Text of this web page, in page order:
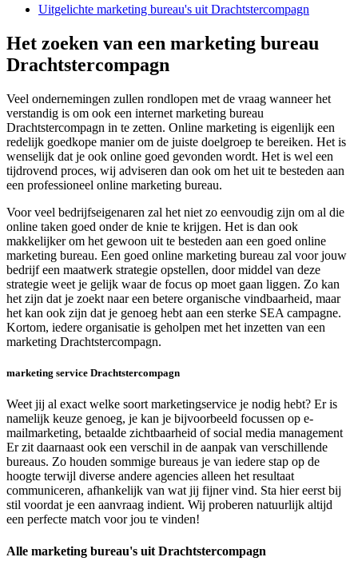
Uitgelichte marketing bureau's uit Drachtstercompagn
Het zoeken van een marketing bureau
Drachtstercompagn
Veel ondernemingen zullen rondlopen met de vraag wanneer het
verstandig is om ook een internet marketing bureau
Drachtstercompagn in te zetten. Online marketing is eigenlijk een
redelijk goedkope manier om de juiste doelgroep te bereiken. Het is
wenselijk dat je ook online goed gevonden wordt. Het is wel een
tijdrovend proces, wij adviseren dan ook om het uit te besteden aan
een professioneel online marketing bureau.
Voor veel bedrijfseigenaren zal het niet zo eenvoudig zijn om al die
online taken goed onder de knie te krijgen. Het is dan ook
makkelijker om het gewoon uit te besteden aan een goed online
marketing bureau. Een goed online marketing bureau zal voor jouw
bedrijf een maatwerk strategie opstellen, door middel van deze
strategie weet je gelijk waar de focus op moet gaan liggen. Zo kan
het zijn dat je zoekt naar een betere organische vindbaarheid, maar
het kan ook zijn dat je genoeg hebt aan een sterke SEA campagne.
Kortom, iedere organisatie is geholpen met het inzetten van een
marketing Drachtstercompagn.
marketing service Drachtstercompagn
Weet jij al exact welke soort marketingservice je nodig hebt? Er is
namelijk keuze genoeg, je kan je bijvoorbeeld focussen op e-
mailmarketing, betaalde zichtbaarheid of social media management
Er zit daarnaast ook een verschil in de aanpak van verschillende
bureaus. Zo houden sommige bureaus je van iedere stap op de
hoogte terwijl diverse andere agencies alleen het resultaat
communiceren, afhankelijk van wat jij fijner vind. Sta hier eerst bij
stil voordat je een aanvraag indient. Wij proberen natuurlijk altijd
een perfecte match voor jou te vinden!
Alle marketing bureau's uit Drachtstercompagn